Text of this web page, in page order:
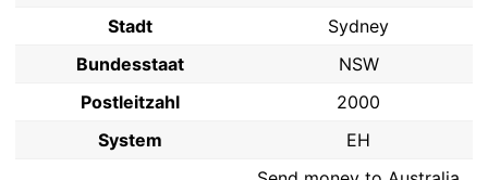
Stadt
Sydney
Bundesstaat
NSW
Postleitzahl
2000
System
EH